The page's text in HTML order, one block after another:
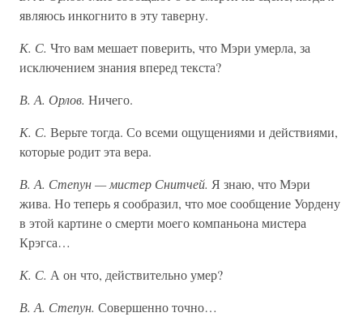
являюсь инкогнито в эту таверну.
К. С. Что вам мешает поверить, что Мэри умерла, за
исключением знания вперед текста?
В. А. Орлов. Ничего.
К. С. Верьте тогда. Со всеми ощущениями и действиями,
которые родит эта вера.
В. А. Степун — мистер Снитчей. Я знаю, что Мэри
жива. Но теперь я сообразил, что мое сообщение Уордену
в этой картине о смерти моего компаньона мистера
Крэгса…
К. С. А он что, действительно умер?
В. А. Степун. Совершенно точно…